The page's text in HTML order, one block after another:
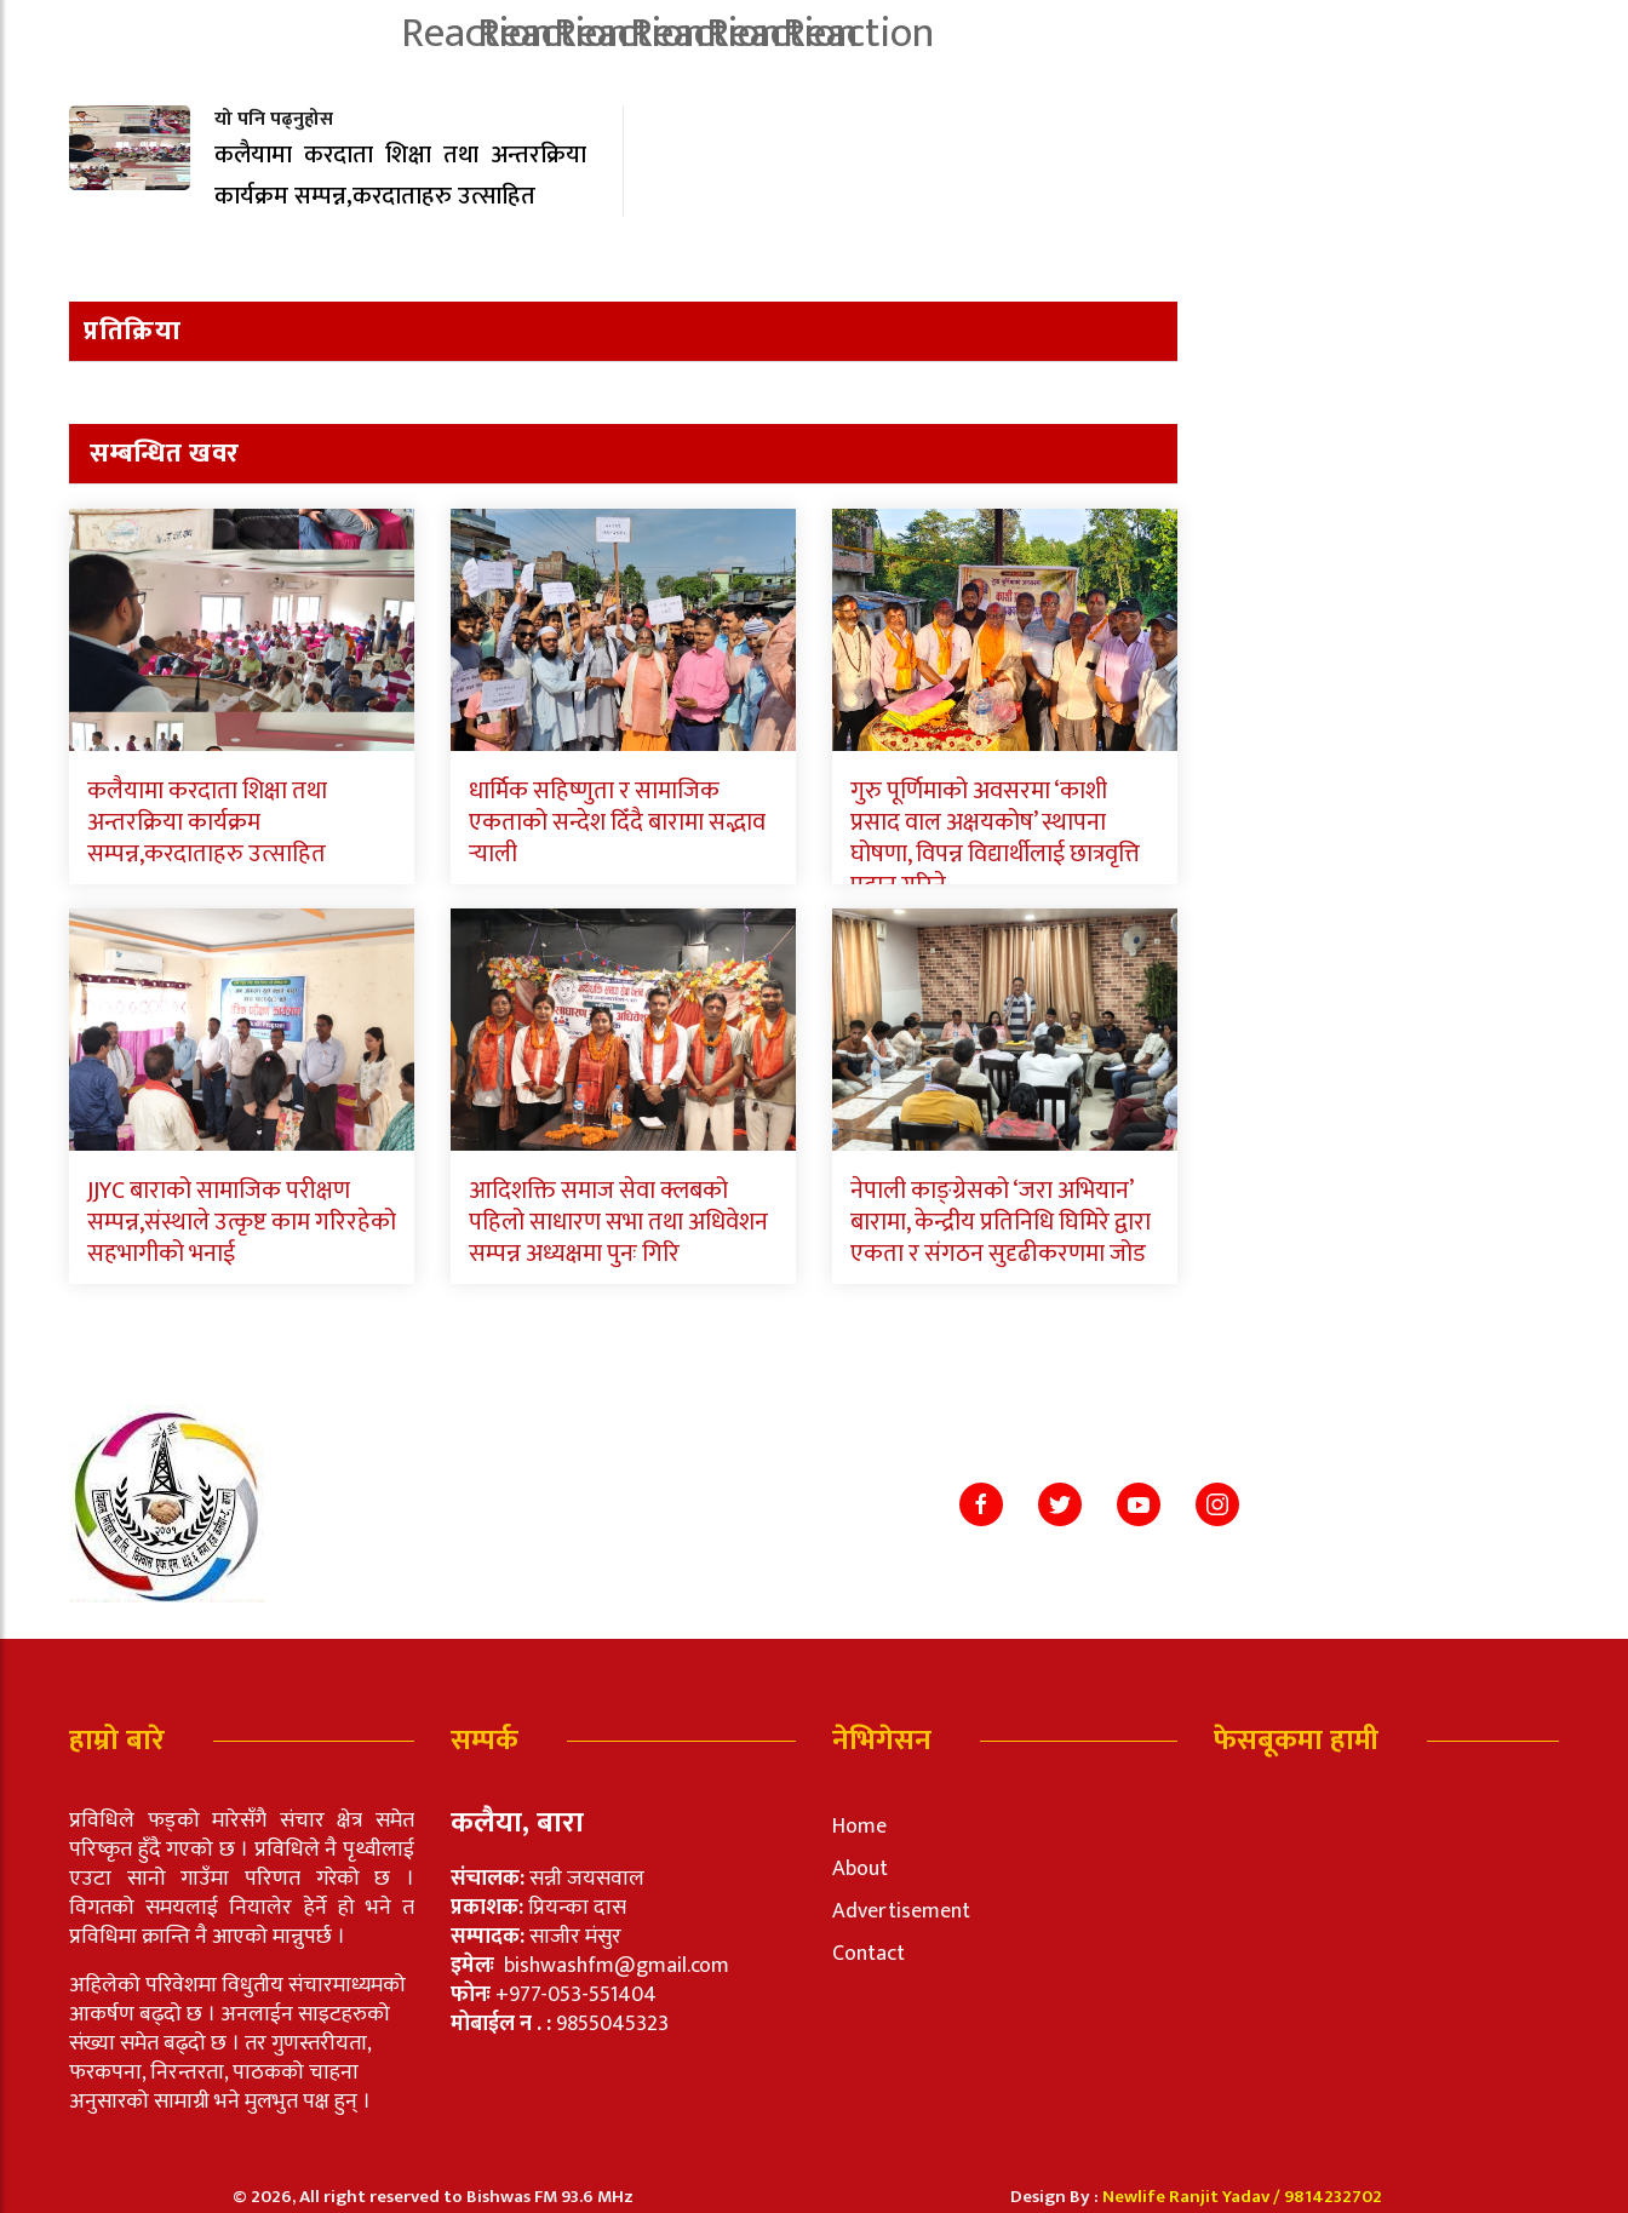
यो पनि पढ्नुहोस
कलैयामा करदाता शिक्षा तथा अन्तरक्रिया
कार्यक्रम सम्पन्न,करदाताहरु उत्साहित
प्रतिक्रिया
सम्बन्धित खवर
कलैयामा करदाता शिक्षा तथा
अन्तरक्रिया कार्यक्रम
सम्पन्न,करदाताहरु उत्साहित
धार्मिक सहिष्णुता र सामाजिक
एकताको सन्देश दिँदै बारामा सद्भाव
र्‍याली
गुरु पूर्णिमाको अवसरमा ‘काशी
प्रसाद वाल अक्षयकोष’ स्थापना
घोषणा, विपन्न विद्यार्थीलाई छात्रवृत्ति
प्रदान गरिने
JJYC बाराको सामाजिक परीक्षण
सम्पन्न,संस्थाले उत्कृष्ट काम गरिरहेको
सहभागीको भनाई
आदिशक्ति समाज सेवा क्लबको
पहिलो साधारण सभा तथा अधिवेशन
सम्पन्न अध्यक्षमा पुनः गिरि
नेपाली काङ्ग्रेसको ‘जरा अभियान’
बारामा, केन्द्रीय प्रतिनिधि घिमिरे द्वारा
एकता र संगठन सुदृढीकरणमा जोड
हाम्रो बारे
प्रविधिले फड्को मारेसँगै संचार क्षेत्र समेत
परिष्कृत हुँदै गएको छ । प्रविधिले नै पृथ्वीलाई
एउटा सानो गाउँमा परिणत गरेको छ ।
विगतको समयलाई नियालेर हेर्ने हो भने त
प्रविधिमा क्रान्ति नै आएको मान्नुपर्छ ।
अहिलेको परिवेशमा विधुतीय संचारमाध्यमको
आकर्षण बढ्दो छ । अनलाईन साइटहरुको
संख्या समेत बढ्दो छ । तर गुणस्तरीयता,
फरकपना, निरन्तरता, पाठकको चाहना
अनुसारको सामाग्री भने मुलभुत पक्ष हुन् ।
सम्पर्क
कलैया, बारा
संचालक:सन्नी जयसवाल
प्रकाशक:प्रियन्का दास
सम्पादक:साजीर मंसुर
इमेलः bishwashfm@gmail.com
फोनः+977-053-551404
मोबाईल न . :9855045323
नेभिगेसन
Home
About
Advertisement
Contact
फेसबूकमा हामी
© 2026, All right reserved to Bishwas FM 93.6 MHz Design By : Newlife Ranjit Yadav /9814232702